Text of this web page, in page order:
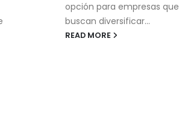
opción para empresas que
buscan diversificar...
READ MORE